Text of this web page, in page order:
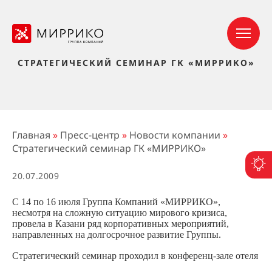
СТРАТЕГИЧЕСКИЙ СЕМИНАР ГК «МИРРИКО»
Главная » Пресс-центр » Новости компании »
Стратегический семинар ГК «МИРРИКО»
20.07.2009
С 14 по 16 июля Группа Компаний «МИРРИКО»,
несмотря на сложную ситуацию мирового кризиса,
провела в Казани ряд корпоративных мероприятий,
направленных на долгосрочное развитие Группы.
Стратегический семинар проходил в конференц-зале отеля